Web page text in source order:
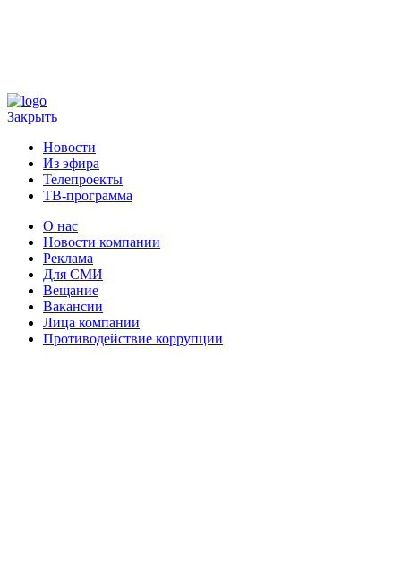
Закрыть
Новости
Из эфира
Телепроекты
ТВ-программа
О нас
Новости компании
Реклама
Для СМИ
Вещание
Вакансии
Лица компании
Противодействие коррупции